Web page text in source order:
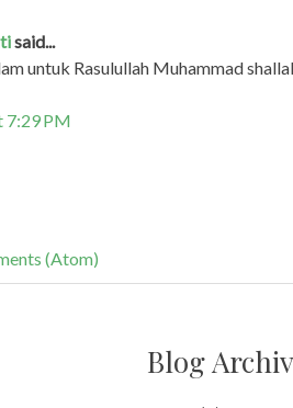
said...
untuk Rasulullah Muhammad
7:29 PM
(Atom)
Blog